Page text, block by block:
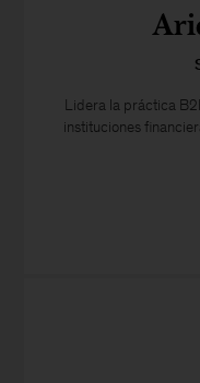
Lidera la práctica
instituciones